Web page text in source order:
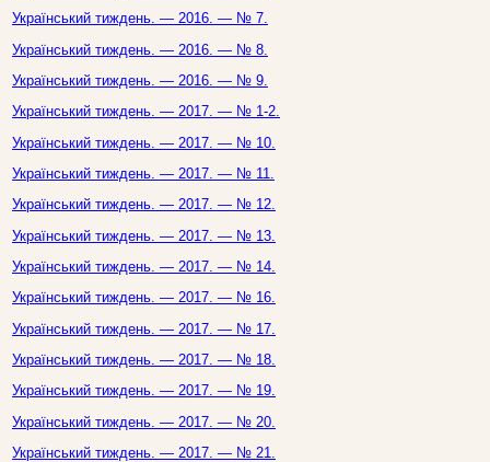
Український тиждень. — 2016. — № 7.
Український тиждень. — 2016. — № 8.
Український тиждень. — 2016. — № 9.
Український тиждень. — 2017. — № 1-2.
Український тиждень. — 2017. — № 10.
Український тиждень. — 2017. — № 11.
Український тиждень. — 2017. — № 12.
Український тиждень. — 2017. — № 13.
Український тиждень. — 2017. — № 14.
Український тиждень. — 2017. — № 16.
Український тиждень. — 2017. — № 17.
Український тиждень. — 2017. — № 18.
Український тиждень. — 2017. — № 19.
Український тиждень. — 2017. — № 20.
Український тиждень. — 2017. — № 21.